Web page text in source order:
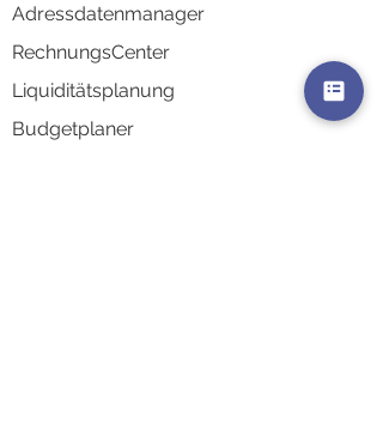
Adressdatenmanager
RechnungsCenter
Liquiditätsplanung
Budgetplaner